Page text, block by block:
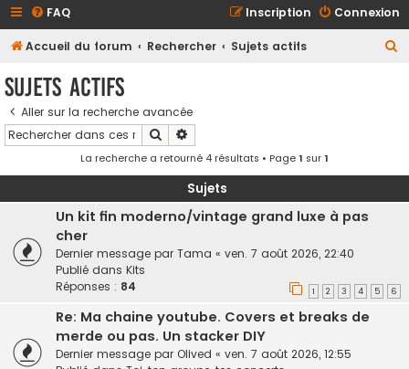
FAQ Connexion
Inscription
Accueil du forum Rechercher Sujets actifs
Sujets actifs
Aller sur la recherche avancée
Rechercher
La recherche a retourné 4 résultats • Page1 sur1
Sujets
Un kit fin moderno/vintage grand luxe à pas
cher
Dernier message par Tama « ven. 7 août 2026, 22:40
Publié dans Kits
Réponses : 84 1 2 3 4 5 6
Re: Ma chaine youtube. Covers et breaks de
merde ou pas. Un stacker DIY
Dernier message par Olived « ven. 7 août 2026, 12:55